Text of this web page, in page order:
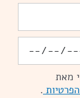
מאת
.